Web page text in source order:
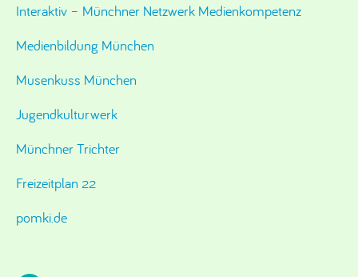
Interaktiv – Münchner Netzwerk Medienkompetenz
Medienbildung München
Musenkuss München
Jugendkulturwerk
Münchner Trichter
Freizeitplan 22
pomki.de